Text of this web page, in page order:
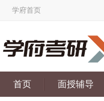
学府首页
首页 面授辅导